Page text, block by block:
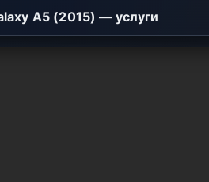
A5 (2015) — услуги